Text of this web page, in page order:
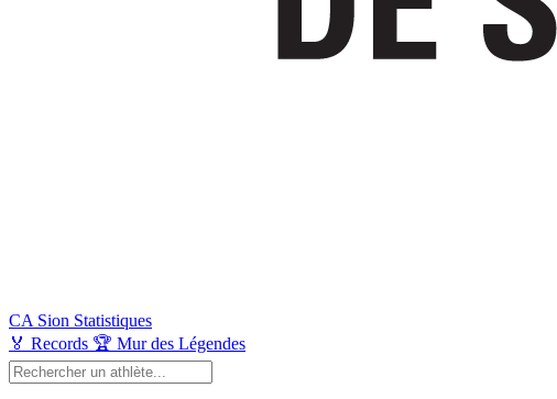
CA Sion Statistiques
🏅 Records 🏆 Mur des Légendes